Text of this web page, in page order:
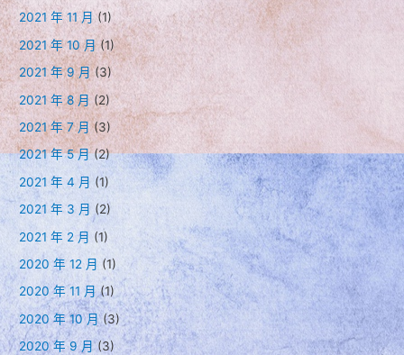
2021 年 11 月(1)
2021 年 10 月(1)
2021 年 9 月(3)
2021 年 8 月(2)
2021 年 7 月 (3)
2021 年 5 月(2)
2021 年 4 月 (1)
2021 年 3 月 (2)
2021 年 2 月 (1)
2020 年 12 月 (1)
2020 年 11 月(1)
2020 年 10 月(3)
2020 年 9 月(3)